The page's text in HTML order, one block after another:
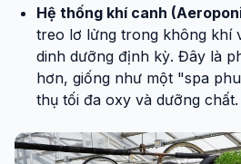
Hệ thống khí canh
treo lơ lửng trong không khí
dinh dưỡng định kỳ. Đây là
hơn, giống như một "spa
thụ tối đa oxy và dưỡng chất.